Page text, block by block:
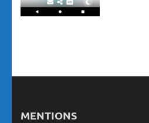
MENTIONS